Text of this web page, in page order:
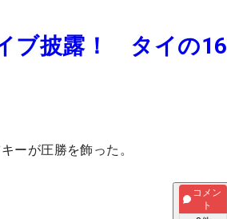
ブ披露！ タイの16
ーが圧勝を飾った。
コメン
ト